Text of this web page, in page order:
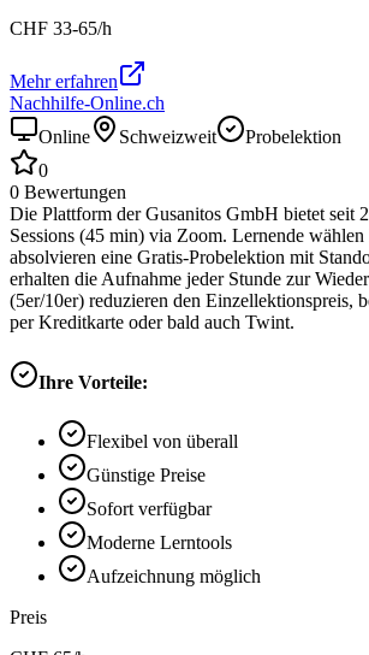
CHF 33-65/h
Mehr erfahren
Nachhilfe-Online.ch
Online
Schweizweit
Probelektion
0
0 Bewertungen
Die Plattform der Gusanitos GmbH bietet seit
Sessions (45 min) via Zoom. Lernende
absolvieren eine Gratis-Probelektion mit
erhalten die Aufnahme jeder Stunde zur
(5er/10er) reduzieren den Einzellektionspreis,
per Kreditkarte oder bald auch Twint.
Ihre Vorteile:
Flexibel von überall
Günstige Preise
Sofort verfügbar
Moderne Lerntools
Aufzeichnung möglich
Preis